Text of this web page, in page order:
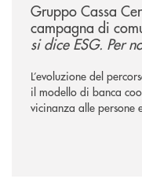
Gruppo Cassa
campagna di
si dice ESG. Per
L’evoluzione del
il modello di banca
vicinanza alle persone